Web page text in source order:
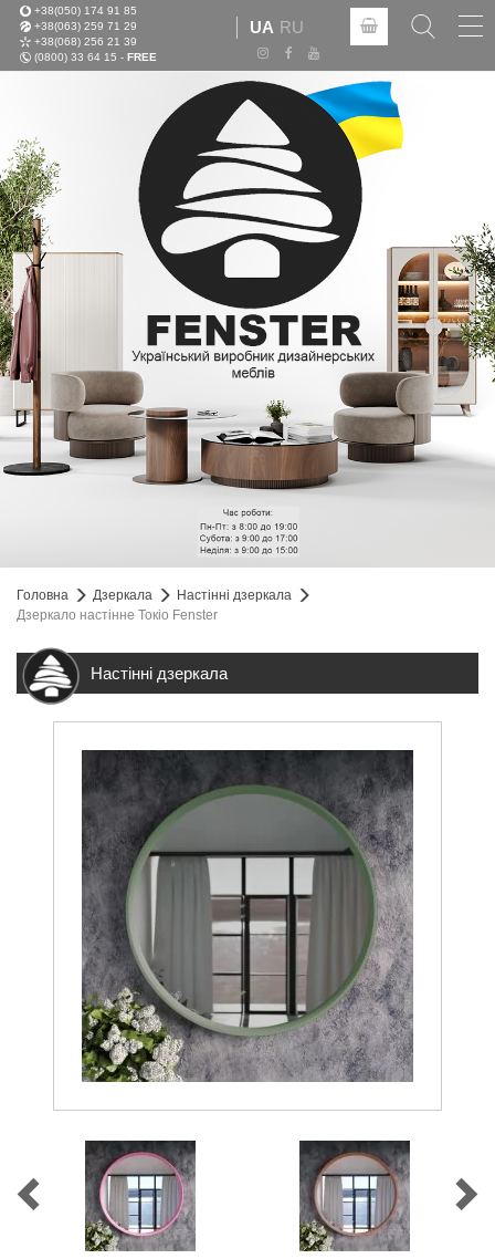
+38(050) 174 91 85
+38(063) 259 71 29
+38(068) 256 21 39
(0800) 33 64 15 - FREE
UA RU
Головна Дзеркала
Настінні дзеркала
Дзеркало настінне Токіо Fenster
Настінні дзеркала